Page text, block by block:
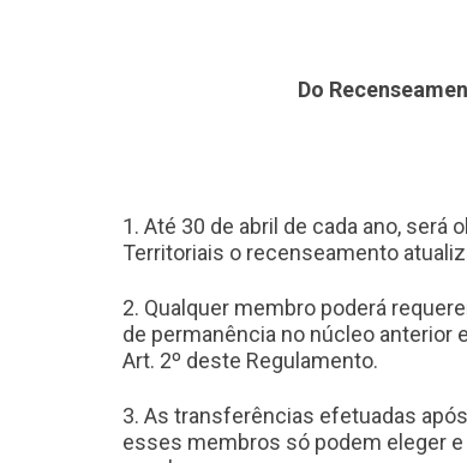
Do
1. Até 30 de abril de cada ano,
Territoriais o recenseamento
2. Qualquer membro poderá
de permanência no núcleo anterior
Art. 2º deste Regulamento.
3. As transferências efetuadas
esses membros só podem eleger